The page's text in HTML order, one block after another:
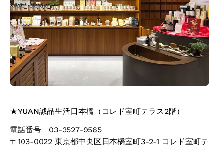
★YUAN誠品生活日本橋 （コレド室町テラス2階）
電話番号 03-3527-9565
〒103-0022 東京都中央区日本橋室町3-2-1 コレド室町テ